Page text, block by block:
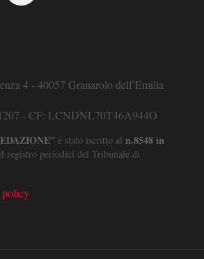
4 - 40057 Granarolo dell’Emilia
- CF: LCNDNL70T46A944O
è stato iscritto al n.8548 in
registro periodici del Tribunale di
policy